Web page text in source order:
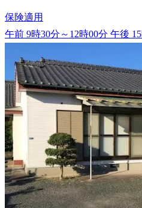
保険適用
午前 9時30分～12時00分 午後